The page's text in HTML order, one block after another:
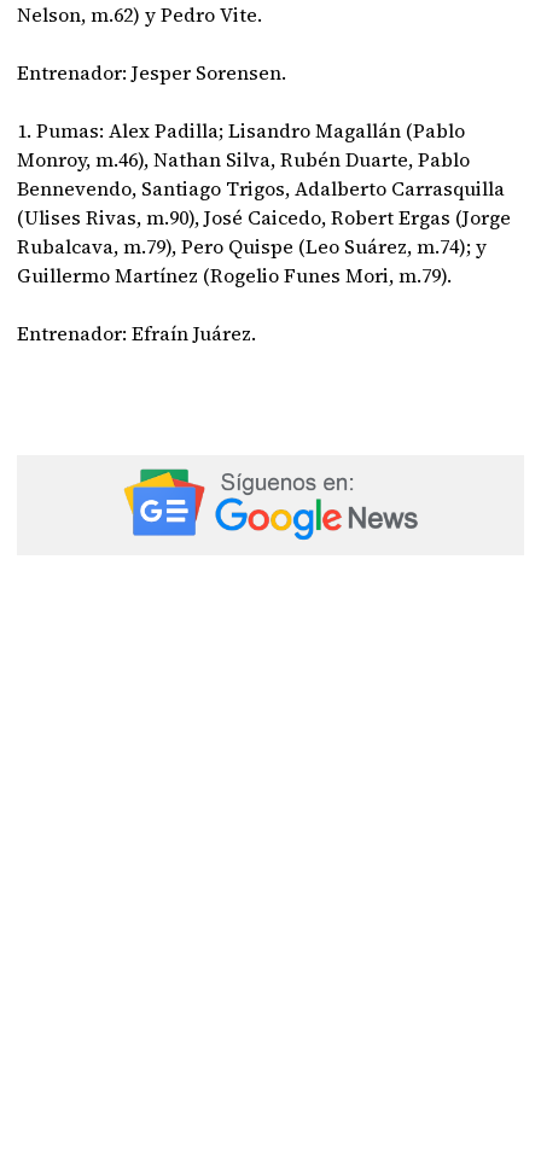
Nelson, m.62) y Pedro Vite.
Entrenador: Jesper Sorensen.
1. Pumas: Alex Padilla; Lisandro Magallán (Pablo
Monroy, m.46), Nathan Silva, Rubén Duarte, Pablo
Bennevendo, Santiago Trigos, Adalberto Carrasquilla
(Ulises Rivas, m.90), José Caicedo, Robert Ergas (Jorge
Rubalcava, m.79), Pero Quispe (Leo Suárez, m.74); y
Guillermo Martínez (Rogelio Funes Mori, m.79).
Entrenador: Efraín Juárez.